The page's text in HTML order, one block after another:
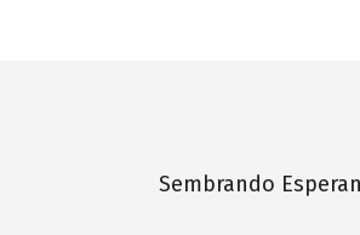
Sembrando